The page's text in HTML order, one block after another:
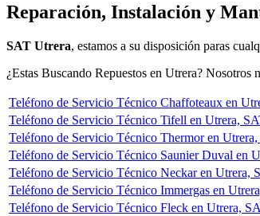
Reparación, Instalación y
SAT Utrera, estamos a su disposición paras
¿Estas Buscando Repuestos en Utrera? Nosotros
Teléfono de Servicio Técnico Chaffoteaux en
Teléfono de Servicio Técnico Tifell en Utrera,
Teléfono de Servicio Técnico Thermor en
Teléfono de Servicio Técnico Saunier Duval en
Teléfono de Servicio Técnico Neckar en Utrera,
Teléfono de Servicio Técnico Immergas en
Teléfono de Servicio Técnico Fleck en Utrera,